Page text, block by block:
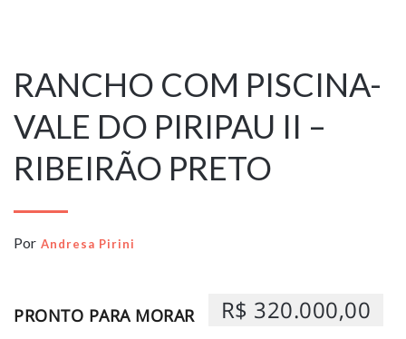
RANCHO COM PISCINA-
VALE DO PIRIPAU II –
RIBEIRÃO PRETO
Por Andresa Pirini
PRONTO PARA MORAR R$ 320.000,00